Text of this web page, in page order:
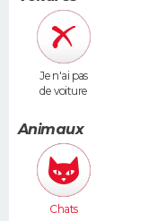
Je n'ai pas
de voiture
Animaux
Chats